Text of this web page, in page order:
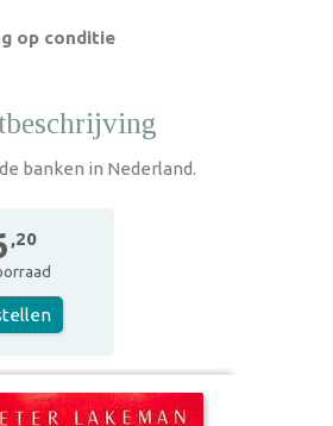
op conditie
banken in Nederland.
,20